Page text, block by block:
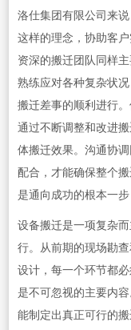
洛仕集团有限公司来
这样的理念，协助客
资深的搬迁团队同样
熟练应对各种复杂状
搬迁差事的顺利进行
通过不断调整和改进
体搬迁效果。沟通协
配合，才能确保整个
是通向成功的根本一步
设备搬迁是一项复杂
行。从前期的现场勘
设计，每一个环节都
是不可忽视的主要内
能制定出真正可行的